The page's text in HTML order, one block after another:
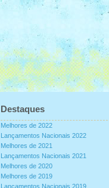
Destaques
Melhores de 2022
Lançamentos Nacionais 2022
Melhores de 2021
Lançamentos Nacionais 2021
Melhores de 2020
Melhores de 2019
Lançamentos Nacionais 2019